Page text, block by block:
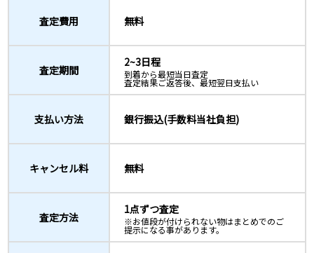
査定費用 無料
査定期間
2~3日程
到着から最短当日査定
査定結果ご返答後、最短翌日支払い
支払い方法 銀行振込(手数料当社負担)
キャンセル料 無料
査定方法
1点ずつ査定
※お値段が付けられない物はまとめでのご
提示になる事があります。